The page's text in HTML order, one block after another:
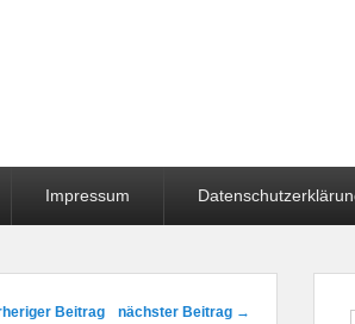
Impressum
Beitrag nächster Beitrag →